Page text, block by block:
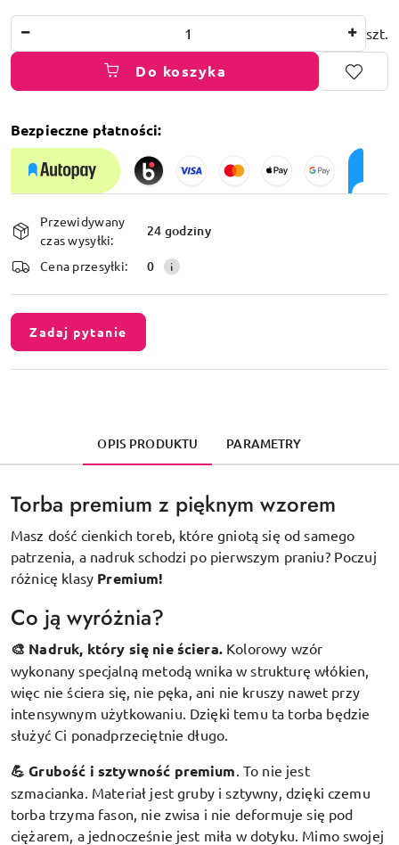
szt.
Do koszyka
Bezpieczne płatności:
Dostępność
i
dostawa
Przewidywany
czas wysyłki:
24 godziny
Cena przesyłki: 0
Zadaj pytanie
OPIS PRODUKTU PARAMETRY
Torba premium z pięknym wzorem
Masz dość cienkich toreb, które gniotą się od samego
patrzenia, a nadruk schodzi po pierwszym praniu? Poczuj
różnicę klasy Premium!
Co ją wyróżnia?
🎨 Nadruk, który się nie ściera. Kolorowy wzór
wykonany specjalną metodą wnika w strukturę włókien,
więc nie ściera się, nie pęka, ani nie kruszy nawet przy
intensywnym użytkowaniu. Dzięki temu ta torba będzie
służyć Ci ponadprzeciętnie długo.
💪 Grubość i sztywność premium To nie jest
szmacianka. Materiał jest gruby i sztywny, dzięki czemu
torba trzyma fason, nie zwisa i nie deformuje się pod
ciężarem, a jednocześnie jest miła w dotyku. Mimo swojej